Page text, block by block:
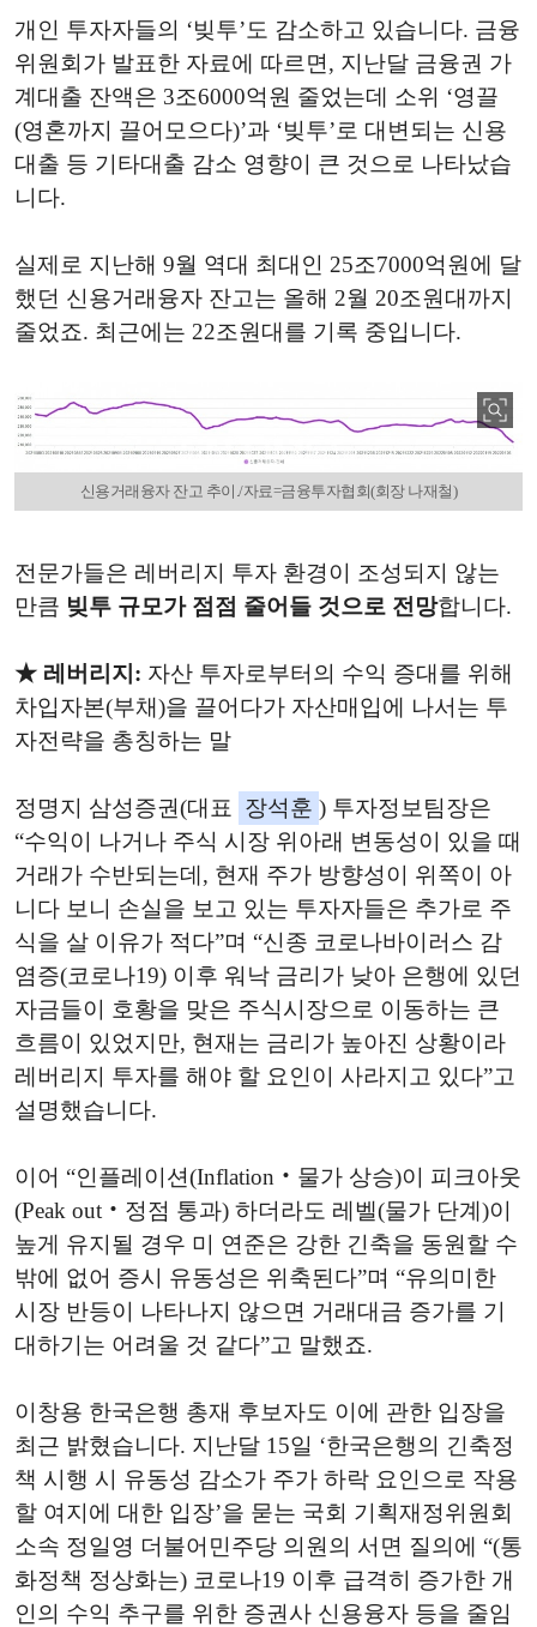
개인 투자자들의 ‘빚투’도 감소하고 있습니다. 금융
위원회가 발표한 자료에 따르면, 지난달 금융권 가
계대출 잔액은 3조6000억원 줄었는데 소위 ‘영끌
(영혼까지 끌어모으다)’과 ‘빚투’로 대변되는 신용
대출 등 기타대출 감소 영향이 큰 것으로 나타났습
니다.
실제로 지난해 9월 역대 최대인 25조7000억원에 달
했던 신용거래융자 잔고는 올해 2월 20조원대까지
줄었죠. 최근에는 22조원대를 기록 중입니다.
신용거래융자 잔고 추이./자료=금융투자협회(회장 나재철)
전문가들은 레버리지 투자 환경이 조성되지 않는
만큼 빚투 규모가 점점 줄어들 것으로 전망합니다.
★ 레버리지: 자산 투자로부터의 수익 증대를 위해
차입자본(부채)을 끌어다가 자산매입에 나서는 투
자전략을 총칭하는 말
정명지 삼성증권(대표 장석훈 ) 투자정보팀장은
“수익이 나거나 주식 시장 위아래 변동성이 있을 때
거래가 수반되는데, 현재 주가 방향성이 위쪽이 아
니다 보니 손실을 보고 있는 투자자들은 추가로 주
식을 살 이유가 적다”며 “신종 코로나바이러스 감
염증(코로나19) 이후 워낙 금리가 낮아 은행에 있던
자금들이 호황을 맞은 주식시장으로 이동하는 큰
흐름이 있었지만, 현재는 금리가 높아진 상황이라
레버리지 투자를 해야 할 요인이 사라지고 있다”고
설명했습니다.
이어 “인플레이션(Inflation‧물가 상승)이 피크아웃
(Peak out‧정점 통과) 하더라도 레벨(물가 단계)이
높게 유지될 경우 미 연준은 강한 긴축을 동원할 수
밖에 없어 증시 유동성은 위축된다”며 “유의미한
시장 반등이 나타나지 않으면 거래대금 증가를 기
대하기는 어려울 것 같다”고 말했죠.
이창용 한국은행 총재 후보자도 이에 관한 입장을
최근 밝혔습니다. 지난달 15일 ‘한국은행의 긴축정
책 시행 시 유동성 감소가 주가 하락 요인으로 작용
할 여지에 대한 입장’을 묻는 국회 기획재정위원회
소속 정일영 더불어민주당 의원의 서면 질의에 “(통
화정책 정상화는) 코로나19 이후 급격히 증가한 개
인의 수익 추구를 위한 증권사 신용융자 등을 줄임